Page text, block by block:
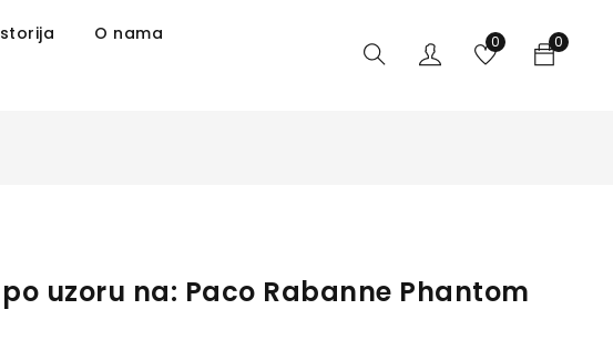
O nama
0
0
uzoru na: Paco Rabanne Phantom